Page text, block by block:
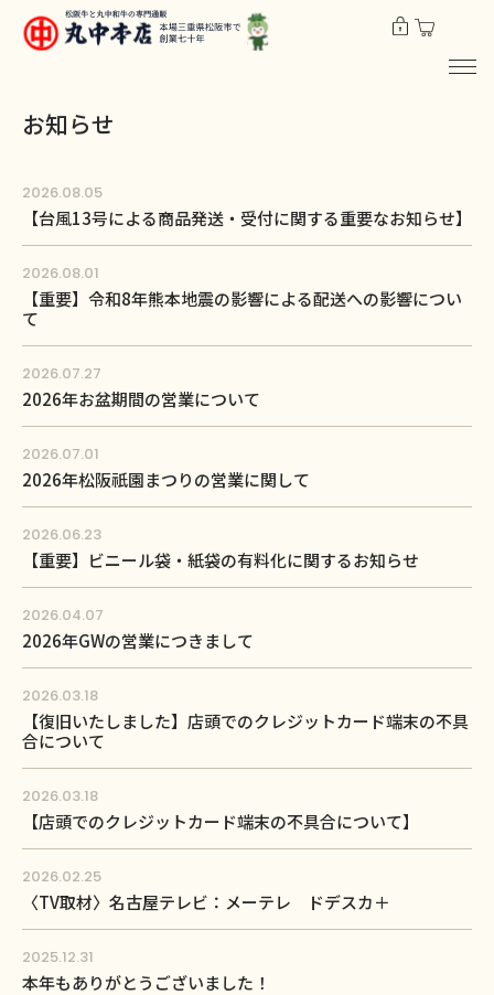
お知らせ
2026.08.05
【台風13号による商品発送・受付に関する重要なお知らせ】
2026.08.01
【重要】令和8年熊本地震の影響による配送への影響につい
て
2026.07.27
2026年お盆期間の営業について
2026.07.01
2026年松阪祇園まつりの営業に関して
2026.06.23
【重要】ビニール袋・紙袋の有料化に関するお知らせ
2026.04.07
2026年GWの営業につきまして
2026.03.18
【復旧いたしました】店頭でのクレジットカード端末の不具
合について
2026.03.18
【店頭でのクレジットカード端末の不具合について】
2026.02.25
〈TV取材〉名古屋テレビ：メーテレ ドデスカ＋
2025.12.31
本年もありがとうございました！